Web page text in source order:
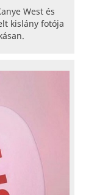
West és
kislány fotója